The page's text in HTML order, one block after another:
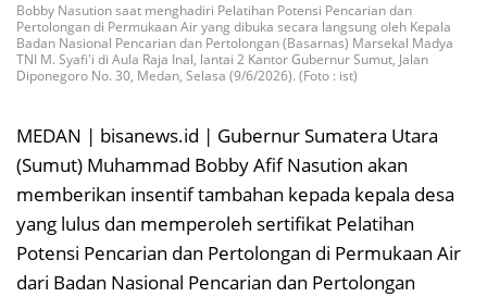
Bobby Nasution saat menghadiri Pelatihan Potensi Pencarian dan
Pertolongan di Permukaan Air yang dibuka secara langsung oleh Kepala
Badan Nasional Pencarian dan Pertolongan (Basarnas) Marsekal Madya
TNI M. Syafi'i di Aula Raja Inal, lantai 2 Kantor Gubernur Sumut, Jalan
Diponegoro No. 30, Medan, Selasa (9/6/2026). (Foto : ist)
MEDAN | bisanews.id | Gubernur Sumatera Utara
(Sumut) Muhammad Bobby Afif Nasution akan
memberikan insentif tambahan kepada kepala desa
yang lulus dan memperoleh sertifikat Pelatihan
Potensi Pencarian dan Pertolongan di Permukaan Air
dari Badan Nasional Pencarian dan Pertolongan